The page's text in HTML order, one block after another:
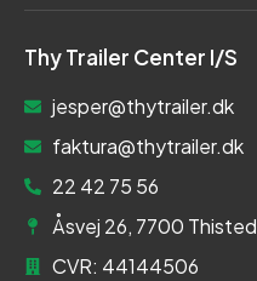
Thy Trailer Center I/S
jesper@thytrailer.dk
faktura@thytrailer.dk
22 42 75 56
Åsvej 26, 7700 Thisted
CVR: 44144506